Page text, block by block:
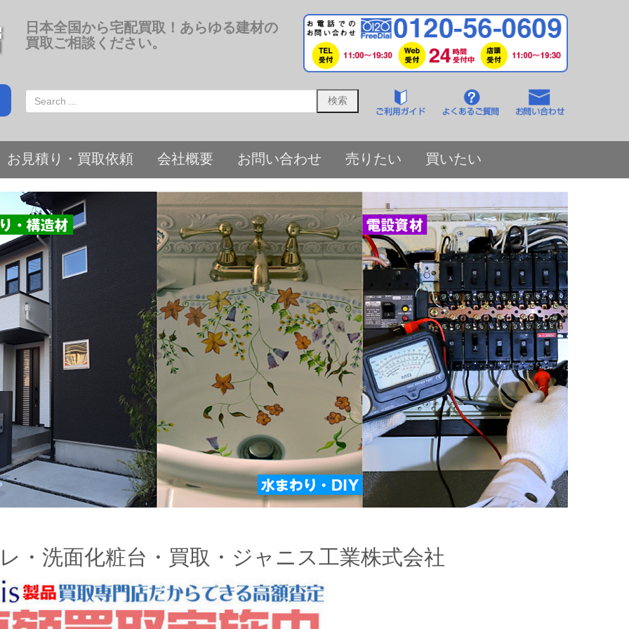
日本全国から宅配買取！あらゆる建材の
買取ご相談ください。
お見積り・買取依頼 会社概要 お問い合わせ 売りたい 買いたい
・洗面化粧台・買取・ジャニス工業株式会社